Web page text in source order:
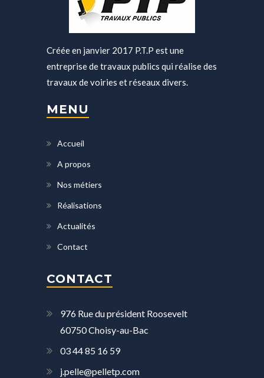
Créée en janvier 2017 P.T.P est une
entreprise de travaux publics qui réalise des
travaux de voiries et réseaux divers.
MENU
Accueil
A propos
Nos métiers
Réalisations
Actualités
Contact
CONTACT
976 Rue du président Roosevelt
60750 Choisy-au-Bac
03 44 85 16 59
j.pelle@pelletp.com